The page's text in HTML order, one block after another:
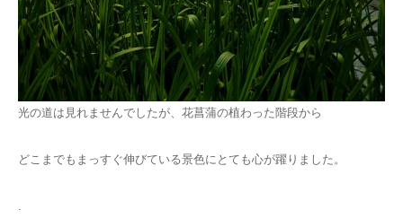
光の道は見れませんでしたが、花菖蒲の植わった階段から
どこまでもまっすぐ伸びている景色にとても心が躍りました。